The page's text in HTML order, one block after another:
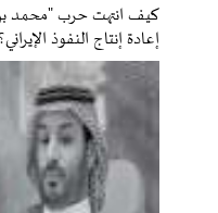
كيف انتهت حرب "محمد
إعادة إنتاج النفوذ